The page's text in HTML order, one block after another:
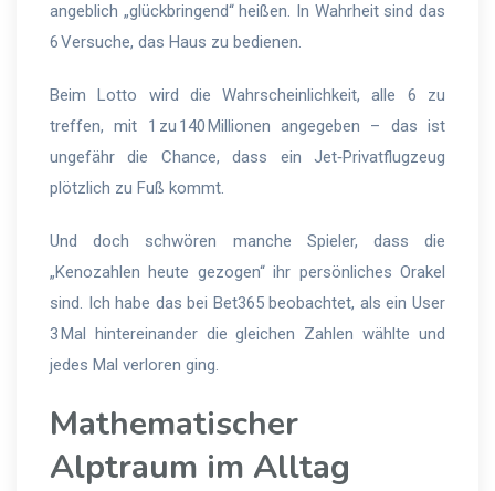
angeblich „glückbringend“ heißen. In Wahrheit sind das
6 Versuche, das Haus zu bedienen.
Beim Lotto wird die Wahrscheinlichkeit, alle 6 zu
treffen, mit 1 zu 140 Millionen angegeben – das ist
ungefähr die Chance, dass ein Jet‑Privatflugzeug
plötzlich zu Fuß kommt.
Und doch schwören manche Spieler, dass die
„Kenozahlen heute gezogen“ ihr persönliches Orakel
sind. Ich habe das bei Bet365 beobachtet, als ein User
3 Mal hintereinander die gleichen Zahlen wählte und
jedes Mal verloren ging.
Mathematischer
Alptraum im Alltag